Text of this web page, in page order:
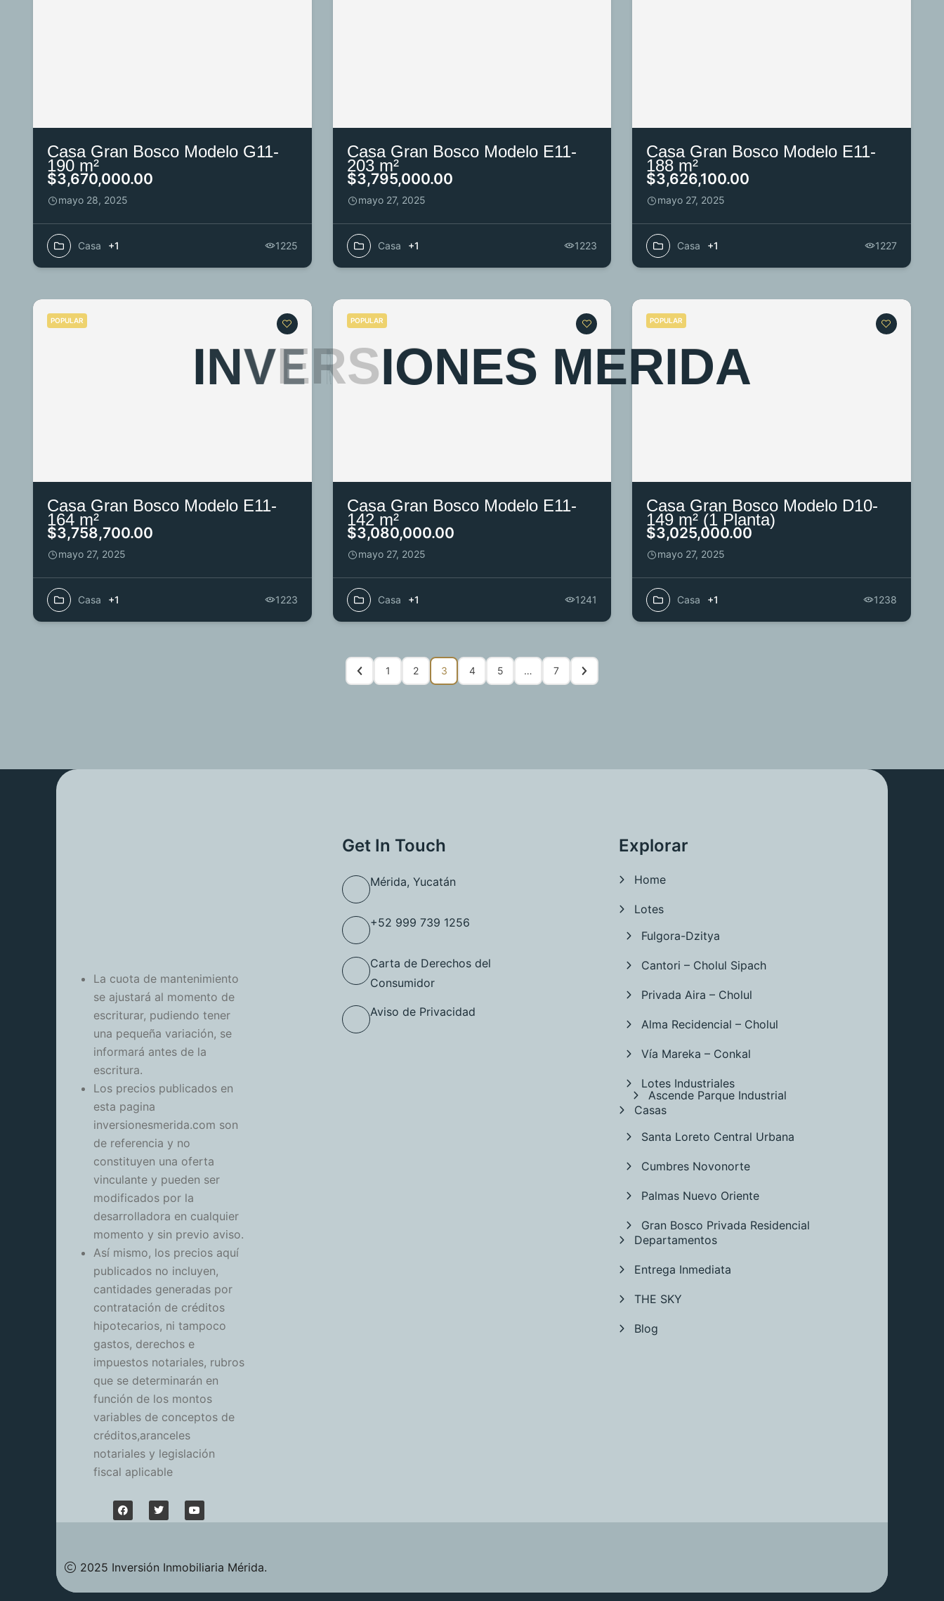
INVERSIONES MERIDA
Casa Gran Bosco Modelo G11-
190 m²
$3,670,000.00
mayo 28, 2025
Casa +1 1225
Casa Gran Bosco Modelo E11-
203 m²
$3,795,000.00
mayo 27, 2025
Casa +1 1223
Casa Gran Bosco Modelo E11-
188 m²
$3,626,100.00
mayo 27, 2025
Casa +1 1227
POPULAR
Casa Gran Bosco Modelo E11-
164 m²
$3,758,700.00
mayo 27, 2025
Casa +1 1223
POPULAR
Casa Gran Bosco Modelo E11-
142 m²
$3,080,000.00
mayo 27, 2025
Casa +1 1241
POPULAR
Casa Gran Bosco Modelo D10-
149 m² (1 Planta)
$3,025,000.00
mayo 27, 2025
Casa +1 1238
1 2 3 4 5 … 7
La cuota de mantenimiento
se ajustará al momento de
escriturar, pudiendo tener
una pequeña variación, se
informará antes de la
escritura.
Los precios publicados en
esta pagina
inversionesmerida.com son
de referencia y no
constituyen una oferta
vinculante y pueden ser
modificados por la
desarrolladora en cualquier
momento y sin previo aviso.
Así mismo, los precios aquí
publicados no incluyen,
cantidades generadas por
contratación de créditos
hipotecarios, ni tampoco
gastos, derechos e
impuestos notariales, rubros
que se determinarán en
función de los montos
variables de conceptos de
créditos,aranceles
notariales y legislación
fiscal aplicable
Get In Touch
Mérida, Yucatán
+52 999 739 1256
Carta de Derechos del
Consumidor
Aviso de Privacidad
Explorar
Home
Lotes
Fulgora-Dzitya
Cantori – Cholul Sipach
Privada Aira – Cholul
Alma Recidencial – Cholul
Vía Mareka – Conkal
Lotes Industriales
Ascende Parque Industrial
Casas
Santa Loreto Central Urbana
Cumbres Novonorte
Palmas Nuevo Oriente
Gran Bosco Privada Residencial
Departamentos
Entrega Inmediata
THE SKY
Blog
2025 Inversión Inmobiliaria Mérida.